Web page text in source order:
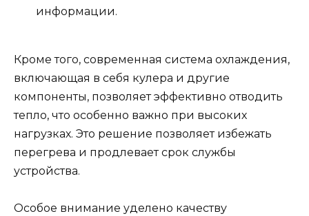
информации.
Кроме того, современная система охлаждения,
включающая в себя кулера и другие
компоненты, позволяет эффективно отводить
тепло, что особенно важно при высоких
нагрузках. Это решение позволяет избежать
перегрева и продлевает срок службы
устройства.
Особое внимание уделено качеству